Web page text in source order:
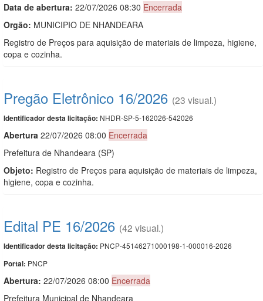
Data de abertura: 22/07/2026 08:30 Encerrada
Orgão: MUNICIPIO DE NHANDEARA
Registro de Preços para aquisição de materiais de limpeza, higiene,
copa e cozinha.
Pregão Eletrônico 16/2026 (23 visual.)
Identificador desta licitação: NHDR-SP-5-162026-542026
Abertura 22/07/2026 08:00 Encerrada
Prefeitura de Nhandeara (SP)
Objeto: Registro de Preços para aquisição de materiais de limpeza,
higiene, copa e cozinha.
Edital PE 16/2026 (42 visual.)
Identificador desta licitação: PNCP-45146271000198-1-000016-2026
Portal: PNCP
Abertura: 22/07/2026 08:00 Encerrada
Prefeitura Municipal de Nhandeara